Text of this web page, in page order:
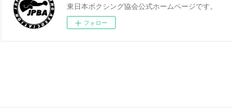
東日本ボクシング協会公式ホームページです。
フォロー